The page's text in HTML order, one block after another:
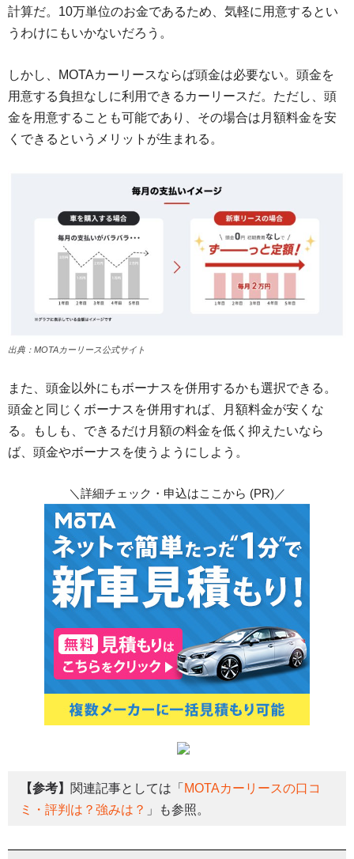
計算だ。10万単位のお金であるため、気軽に用意するとい
うわけにもいかないだろう。
しかし、MOTAカーリースならば頭金は必要ない。頭金を
用意する負担なしに利用できるカーリースだ。ただし、頭
金を用意することも可能であり、その場合は月額料金を安
くできるというメリットが生まれる。
出典：MOTAカーリース公式サイト
また、頭金以外にもボーナスを併用するかも選択できる。
頭金と同じくボーナスを併用すれば、月額料金が安くな
る。もしも、できるだけ月額の料金を低く抑えたいなら
ば、頭金やボーナスを使うようにしよう。
＼詳細チェック・申込はここから (PR)／
【参考】 関連記事としては「 MOTAカーリースの口コ
ミ・評判は？強みは？ 」も参照。